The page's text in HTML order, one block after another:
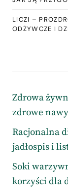
LICZI –
ODŻYWCZE I
Zdrowa
zdrowe
Racjonalna
jadłospis i
Soki
korzyści dla